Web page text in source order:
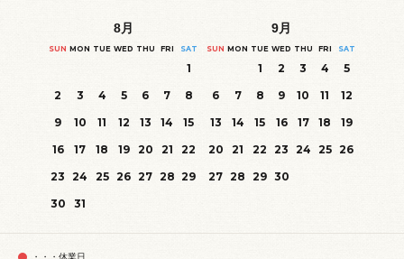
8月
SUN MON TUE WED THU FRI SAT
1
2
3 4 5 6 7
8
9
10 11 12 13 14
15
16
17 18 19 20 21
22
23 24 25 26 27 28 29
30
31
9月
SUN MON TUE WED THU FRI SAT
1 2 3 4
5
6
7 8 9 10 11
12
13
14 15 16 17 18
19
20
21 22 23 24 25 26
27 28 29 30
・・・休業日